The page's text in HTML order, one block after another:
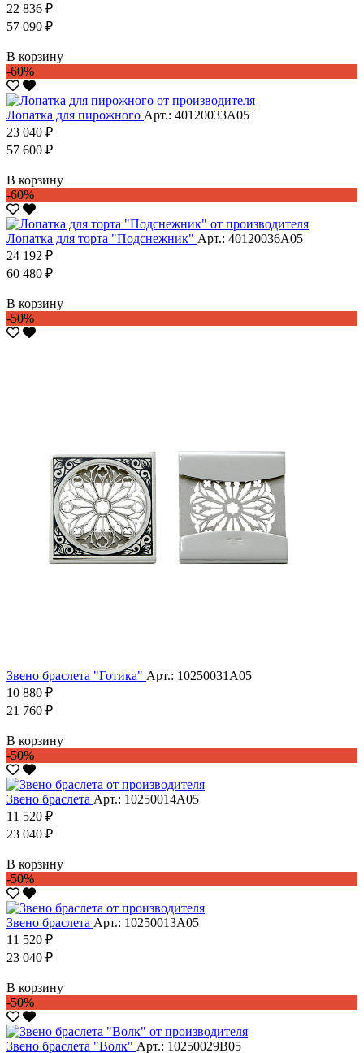
22 836 ₽
57 090 ₽
В корзину
-60%
Лопатка для пирожного Арт.: 40120033А05
23 040 ₽
57 600 ₽
В корзину
-60%
Лопатка для торта "Подснежник" Арт.: 40120036А05
24 192 ₽
60 480 ₽
В корзину
-50%
Звено браслета "Готика" Арт.: 10250031А05
10 880 ₽
21 760 ₽
В корзину
-50%
Звено браслета Арт.: 10250014А05
11 520 ₽
23 040 ₽
В корзину
-50%
Звено браслета Арт.: 10250013А05
11 520 ₽
23 040 ₽
В корзину
-50%
Звено браслета "Волк" Арт.: 10250029В05